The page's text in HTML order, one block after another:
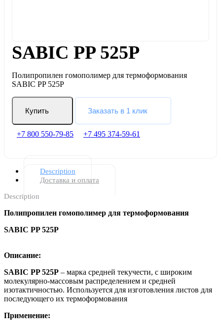
SABIC PP 525P
Полипропилен гомополимер для термоформования
SABIC PP 525P
Купить Заказать в 1 клик
+7 800 550-79-85 +7 495 374-59-61
Description
Доставка и оплата
Description
Полипропилен гомополимер для термоформования
SABIC PP 525P
Описание:
SABIC PP 525P – марка средней текучести, с широким
молекулярно-массовым распределением и средней
изотактичностью. Используется для изготовления листов для
последующего их термоформования
Применение: